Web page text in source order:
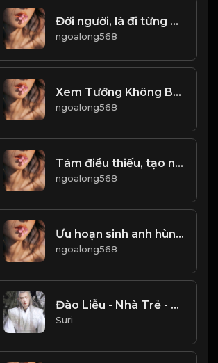
Đời người, là đi từng bước từng bước và vứt bỏ từng chút từng chút...! & Đạo
ngoalong568
Xem Tướng Không Bằng Xem Tâm & Đạo
ngoalong568
Tám điều thiếu, tạo nhân cầu mà không được! Đạo
ngoalong568
Ưu hoạn sinh anh hùng, an nhàn sinh kẻ tầm thường! & Đạo
ngoalong568
Đào Liễu - Nhà Trẻ - ATVNCG
Suri